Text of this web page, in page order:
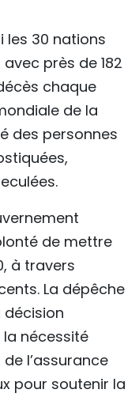
les 30 nations
près de 182
chaque
de la
des personnes
de mettre
à travers
La dépêche
décision
la nécessité
l’assurance
pour soutenir la